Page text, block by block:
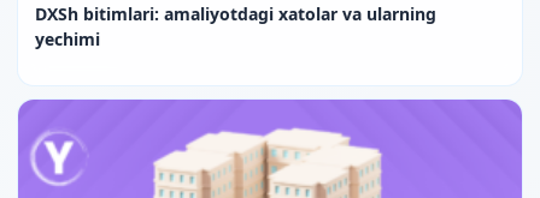
DXSh bitimlari: amaliyotdagi xatolar va ularning
yechimi